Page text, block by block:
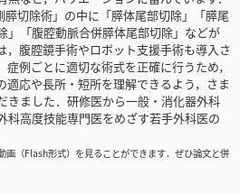
切除術」の中に「膵体尾部切除」「膵尾
」「腹腔動脈合併膵体尾部切除」などが
，腹腔鏡手術やロボット支援手術も導入さ
例ごとに適切な術式を正確に行うため，
応や長所・短所を理解できるよう，さま
きました．研修医から一般・消化器外科
科高度技能専門医をめざす若手外科医の
画（Flash形式）を見ることができます．ぜひ論文と併